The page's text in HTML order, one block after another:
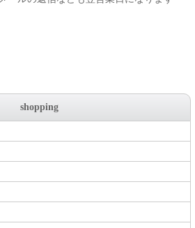
shopping